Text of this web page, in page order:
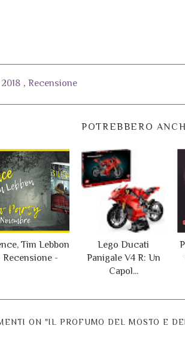
2018 , Recensione
POTREBBERO
Tim Lebbon
Recensione -
Lego Ducati
Panigale V4 R: Un
Capol...
ON "IL PROFUMO DEL MOSTO E